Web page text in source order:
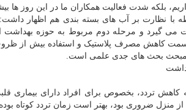
بلکه شدت فعالیت همکاران ما در این روز ها
با نظارت بر آب های بسته بندی هم اظهار
می گیرد و مرحله دوم مربوط به حوزه
کاهش مصرف پلاستیک و استفاده بیش از ظروف
مبحث بحث های جدی علمی است.
کاهش تردد، بخصوص برای افراد دارای بیماری
منزل ضروری بود، بهتر است زمان تردد کوتاه